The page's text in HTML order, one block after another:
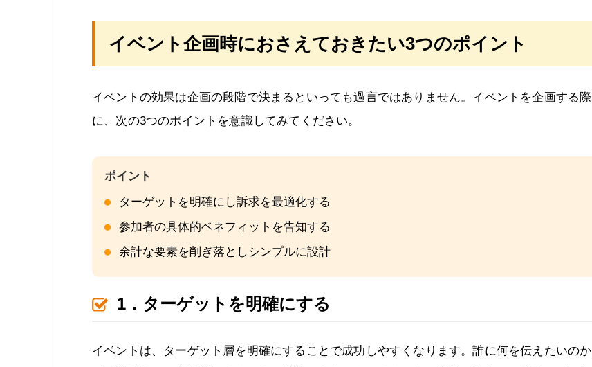
イベント企画時におさえておきたい3つのポイント
イベントの効果は企画の段階で決まるといっても過言ではありません。イベントを企画する際
に、次の3つのポイントを意識してみてください。
ターゲットを明確にし訴求を最適化する
参加者の具体的ベネフィットを告知する
余計な要素を削ぎ落としシンプルに設計
1．ターゲットを明確にする
イベントは、ターゲット層を明確にすることで成功しやすくなります。誰に何を伝えたいのか